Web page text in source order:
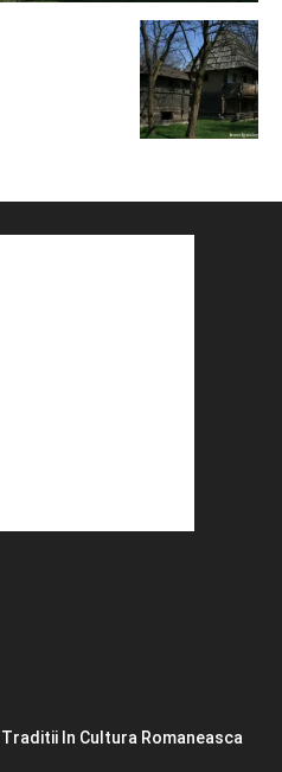
Traditii In Cultura Romaneasca